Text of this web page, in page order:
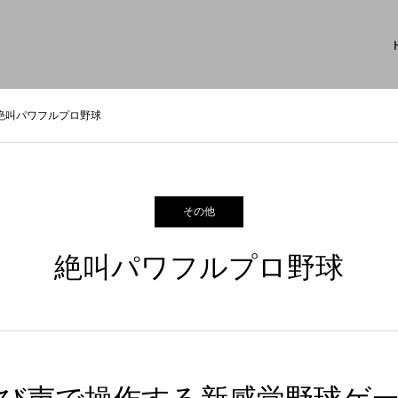
叫パワフルプロ野球
その他
絶叫パワフルプロ野球